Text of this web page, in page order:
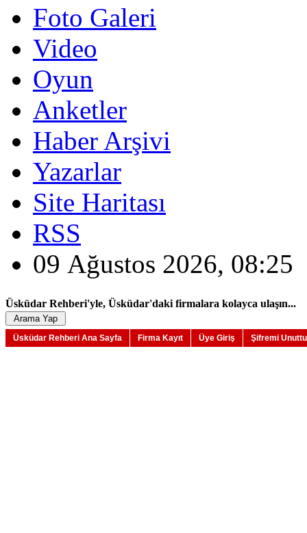
Foto Galeri
Video
Oyun
Anketler
Haber Arşivi
Yazarlar
Site Haritası
RSS
09 Ağustos 2026, 08:25
Üsküdar Rehberi'yle, Üsküdar'daki firmalara kolayca ulaşın...
Üsküdar Rehberi Ana Sayfa Firma Kayıt Üye Giriş Şifremi